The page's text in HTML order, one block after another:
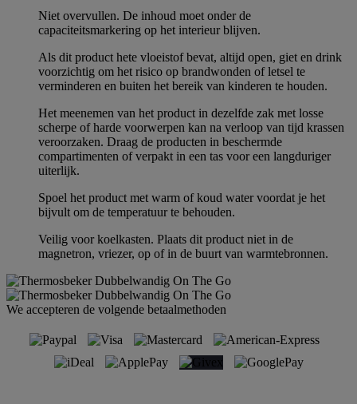
Niet overvullen. De inhoud moet onder de
capaciteitsmarkering op het interieur blijven.
Als dit product hete vloeistof bevat, altijd open, giet en drink
voorzichtig om het risico op brandwonden of letsel te
verminderen en buiten het bereik van kinderen te houden.
Het meenemen van het product in dezelfde zak met losse
scherpe of harde voorwerpen kan na verloop van tijd krassen
veroorzaken. Draag de producten in beschermde
compartimenten of verpakt in een tas voor een langduriger
uiterlijk.
Spoel het product met warm of koud water voordat je het
bijvult om de temperatuur te behouden.
Veilig voor koelkasten. Plaats dit product niet in de
magnetron, vriezer, op of in de buurt van warmtebronnen.
We accepteren de volgende betaalmethoden